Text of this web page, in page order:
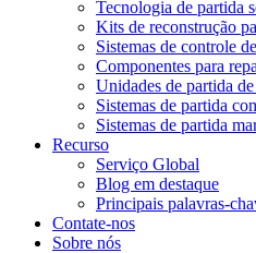
Tecnologia de partida
Kits de reconstrução
Sistemas de controle
Componentes para
Unidades de partida
Sistemas de partida
Sistemas de partida
Recurso
Serviço Global
Blog em destaque
Principais palavras-
Contate-nos
Sobre nós